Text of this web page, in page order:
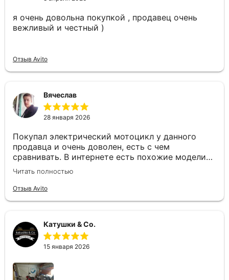
я очень довольна покупкой , продавец очень
вежливый и честный )
Отзыв Avito
Вячеслав
28 января 2026
Покупал электрический мотоцикл у данного
продавца и очень доволен, есть с чем
сравнивать. В интернете есть похожие модели
из Китая но данный продавец подошёл
ответственно и доработал некоторые нюансы по
электрике и аккумулятору. Всем рекомендую, не
Читать полностью
Отзыв Avito
Катушки & Co.
15 января 2026